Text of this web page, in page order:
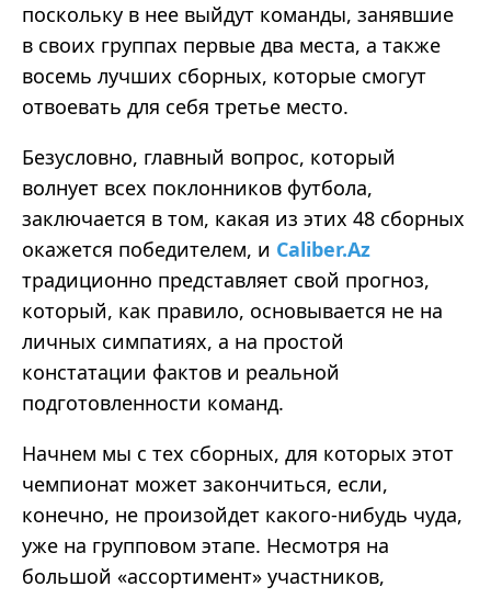
поскольку в нее выйдут команды, занявшие
в своих группах первые два места, а также
восемь лучших сборных, которые смогут
отвоевать для себя третье место.
Безусловно, главный вопрос, который
волнует всех поклонников футбола,
заключается в том, какая из этих 48 сборных
окажется победителем, и Caliber.Az
традиционно представляет свой прогноз,
который, как правило, основывается не на
личных симпатиях, а на простой
констатации фактов и реальной
подготовленности команд.
Начнем мы с тех сборных, для которых этот
чемпионат может закончиться, если,
конечно, не произойдет какого-нибудь чуда,
уже на групповом этапе. Несмотря на
большой «ассортимент» участников,